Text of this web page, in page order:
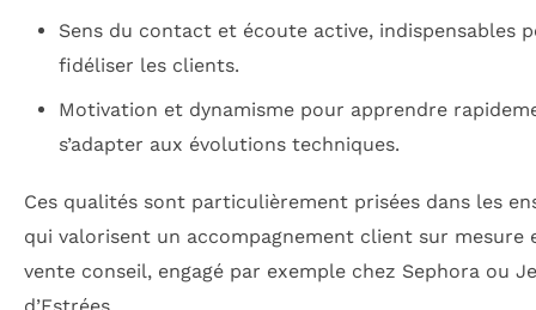
Sens du contact et écoute active, indispensables
fidéliser les clients.
Motivation et dynamisme pour apprendre
s’adapter aux évolutions techniques.
Ces qualités sont particulièrement prisées dans les
qui valorisent un accompagnement client sur mesure
vente conseil, engagé par exemple chez Sephora ou